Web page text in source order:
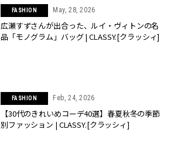
FASHION May, 28, 2026
広瀬すずさんが出合った、ルイ・ヴィトンの名
品「モノグラム」バッグ | CLASSY.[クラッシィ]
FASHION Feb, 24, 2026
【30代のきれいめコーデ40選】春夏秋冬の季節
別ファッション | CLASSY.[クラッシィ]